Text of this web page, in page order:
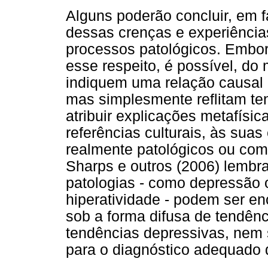
Alguns poderão concluir, em
dessas crenças e
processos patológicos.
esse respeito, é possível, do
indiquem uma relação
mas simplesmente reflitam
atribuir explicações
referências culturais, às
realmente patológicos ou
Sharps e outros (2006)
patologias - como depressão
hiperatividade - podem ser
sob a forma difusa de
tendências depressivas,
para o diagnóstico